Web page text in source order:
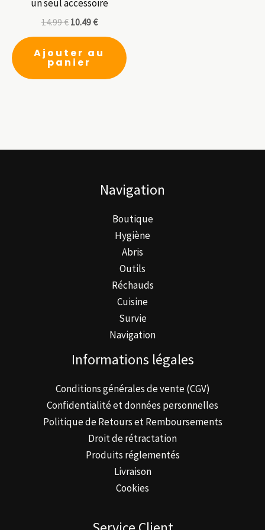
un seul accessoire
14.99€ 10.49€
Ajouter au
panier
Navigation
Boutique
Hygiène
Abris
Outils
Réchauds
Cuisine
Survie
Navigation
Informations légales
Conditions générales de vente (CGV)
Confidentialité et données personnelles
Politique de Retours et Remboursements
Droit de rétractation
Produits réglementés
Livraison
Cookies